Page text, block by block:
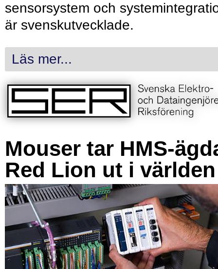
sensorsystem och
är svenskutvecklade.
Läs mer...
Mouser tar HMS-
Red Lion ut i världen